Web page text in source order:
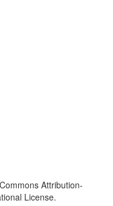
Attribution-
License.